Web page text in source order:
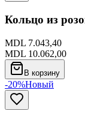
Кольцо из
MDL 7.043,40
MDL 10.062,00
В корзину
-20%Новый